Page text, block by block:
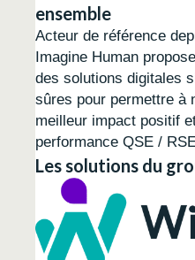
ensemble
Acteur de référence
Imagine Human
des solutions digitales
sûres pour permettre à
meilleur impact positif
performance QSE /
Les solutions du